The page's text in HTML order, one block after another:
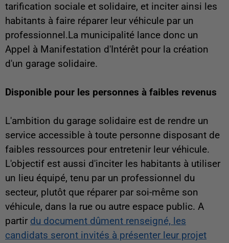
tarification sociale et solidaire, et inciter ainsi les
habitants à faire réparer leur véhicule par un
professionnel.La municipalité lance donc un
Appel à Manifestation d'Intérêt pour la création
d'un garage solidaire.
Disponible pour les personnes à faibles revenus
L'ambition du garage solidaire est de rendre un
service accessible à toute personne disposant de
faibles ressources pour entretenir leur véhicule.
L'objectif est aussi d'inciter les habitants à utiliser
un lieu équipé, tenu par un professionnel du
secteur, plutôt que réparer par soi-même son
véhicule, dans la rue ou autre espace public. A
partir du document dûment renseigné, les
candidats seront invités à présenter leur projet